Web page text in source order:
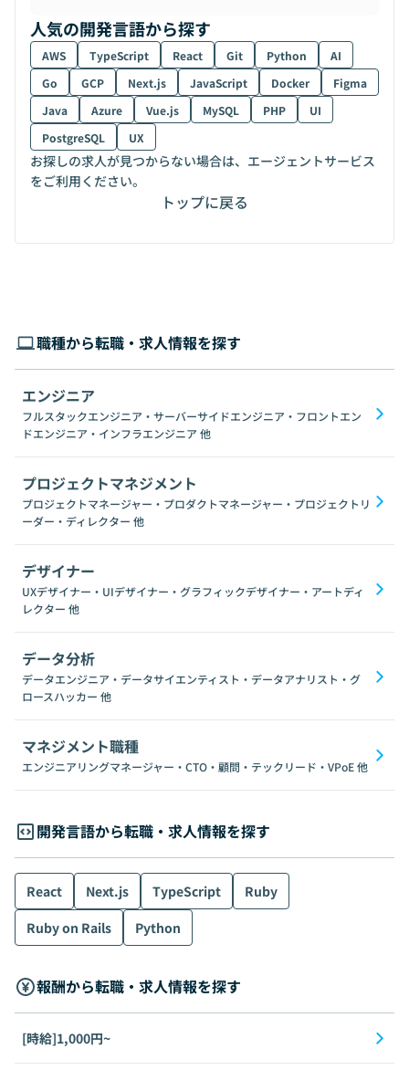
人気の開発言語から探す
AWS TypeScript React Git Python
AI
Go
GCP Next.js JavaScript Docker
Figma
Java
Azure Vue.js MySQL PHP
UI
PostgreSQL
UX
お探しの求人が見つからない場合は、エージェントサービス
をご利用ください。
トップに戻る
職種から転職・求人情報を探す
エンジニア
フルスタックエンジニア・サーバーサイドエンジニア・フロントエン
ドエンジニア・インフラエンジニア 他
プロジェクトマネジメント
プロジェクトマネージャー・プロダクトマネージャー・プロジェクトリ
ーダー・ディレクター 他
デザイナー
UXデザイナー・UIデザイナー・グラフィックデザイナー・アートディ
レクター 他
データ分析
データエンジニア・データサイエンティスト・データアナリスト・グ
ロースハッカー 他
マネジメント職種
エンジニアリングマネージャー・CTO・顧問・テックリード・VPoE他
開発言語から転職・求人情報を探す
React Next.js TypeScript
Ruby
Ruby on Rails
Python
報酬から転職・求人情報を探す
[時給]1,000円~